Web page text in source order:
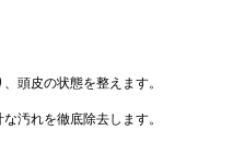
頭皮の状態を整えます。
汚れを徹底除去します。